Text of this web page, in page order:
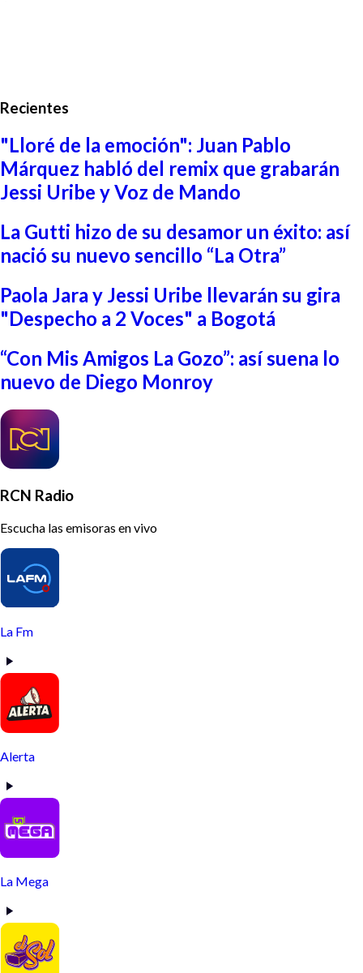
Recientes
"Lloré de la emoción": Juan Pablo
Márquez habló del remix que grabarán
Jessi Uribe y Voz de Mando
La Gutti hizo de su desamor un éxito: así
nació su nuevo sencillo “La Otra”
Paola Jara y Jessi Uribe llevarán su gira
"Despecho a 2 Voces" a Bogotá
“Con Mis Amigos La Gozo”: así suena lo
nuevo de Diego Monroy
RCN Radio
Escucha las emisoras en vivo
La Fm
Alerta
La Mega